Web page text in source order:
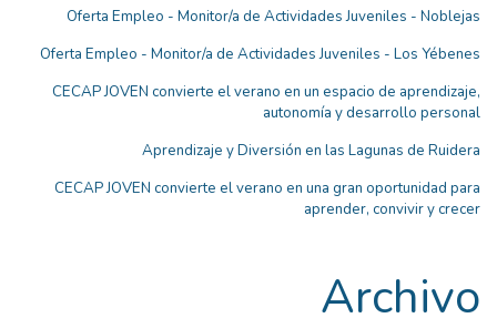
Oferta Empleo - Monitor/a de Actividades Juveniles - Noblejas
Oferta Empleo - Monitor/a de Actividades Juveniles - Los Yébenes
CECAP JOVEN convierte el verano en un espacio de aprendizaje,
autonomía y desarrollo personal
Aprendizaje y Diversión en las Lagunas de Ruidera
CECAP JOVEN convierte el verano en una gran oportunidad para
aprender, convivir y crecer
Archivo